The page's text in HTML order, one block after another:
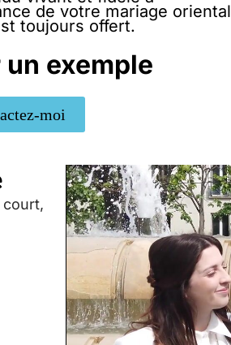
de votre mariage oriental
toujours offert.
un exemple
moi
court,